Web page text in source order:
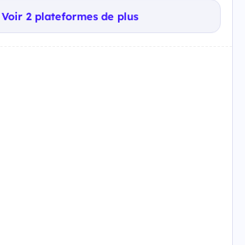
Voir 2 plateformes de plus